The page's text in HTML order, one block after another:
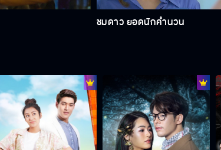
ชมดาว ยอดนักคำนวน